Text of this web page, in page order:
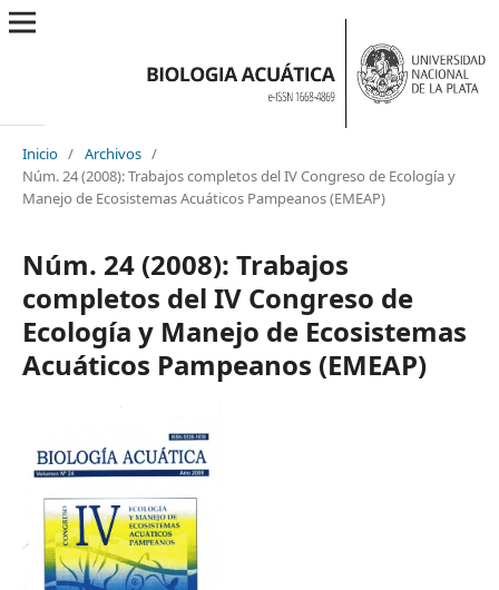
Inicio / Archivos /
Núm. 24 (2008): Trabajos completos del IV Congreso de Ecología y
Manejo de Ecosistemas Acuáticos Pampeanos (EMEAP)
Núm. 24 (2008): Trabajos
completos del IV Congreso de
Ecología y Manejo de Ecosistemas
Acuáticos Pampeanos (EMEAP)